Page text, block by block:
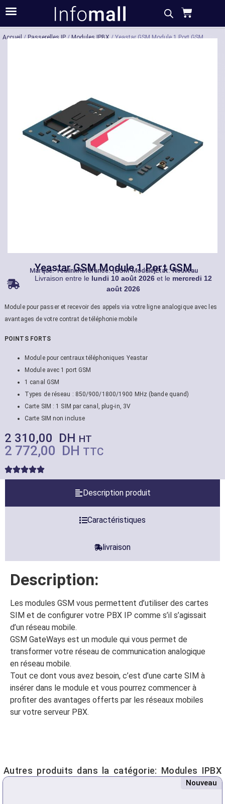
Acheter Description Caractéristiques
Accueil/Passerelles IP/Modules IPBX/ Yeastar GSM Module 1 Port GSM
Yeastar GSM Module 1 Port GSM
Marque:YealinkRéférance: [GSM Module]État: Nouveau
Livraison entre le lundi 10 août 2026et le mercredi 12
août 2026
Module pour passer et recevoir des appels via votre ligne analogique avec les
avantages de votre contrat de téléphonie mobile
POINTS FORTS
Module pour centraux téléphoniques Yeastar
Module avec 1 port GSM
1 canal GSM
Types de réseau : 850/900/1800/1900 MHz (bande quand)
Carte SIM : 1 SIM par canal, plug-in, 3V
Carte SIM non incluse
2 310,00 DH HT
2 772,00 DH TTC
Description produit
Caractéristiques
livraison
Description:
Les modules GSM vous permettent d’utiliser des cartes
SIM et de configurer votre PBX IP comme s’il s’agissait
d’un réseau mobile.
GSM GateWays est un module qui vous permet de
transformer votre réseau de communication analogique
en réseau mobile.
Tout ce dont vous avez besoin, c’est d’une carte SIM à
insérer dans le module et vous pourrez commencer à
profiter des avantages offerts par les réseaux mobiles
sur votre serveur PBX.
Autres produits dans la catégorie: Modules IPBX
Nouveau